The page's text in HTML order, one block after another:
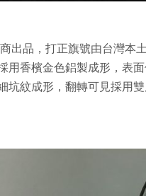
出品，打正旗號由台灣本
用香檳金色鋁製成形，表
坑紋成形，翻轉可見採用